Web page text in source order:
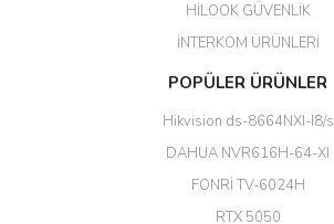
Erdal Cingöz | 07/02/2026
Başarılı. Bu vasıfta bir ürünü bu
kadar uygun fiyata bulabilmek
büyük şans. Güvenliticaret
(HIKVISION DS-3E0326P-E/M(B)
HİLOOK GÜVENLİK
İNTERKOM ÜRÜNLERİ
POPÜLER ÜRÜNLER
Hikvision ds-8664NXI-I8/s
DAHUA NVR616H-64-XI
FONRİ TV-6024H
RTX 5050